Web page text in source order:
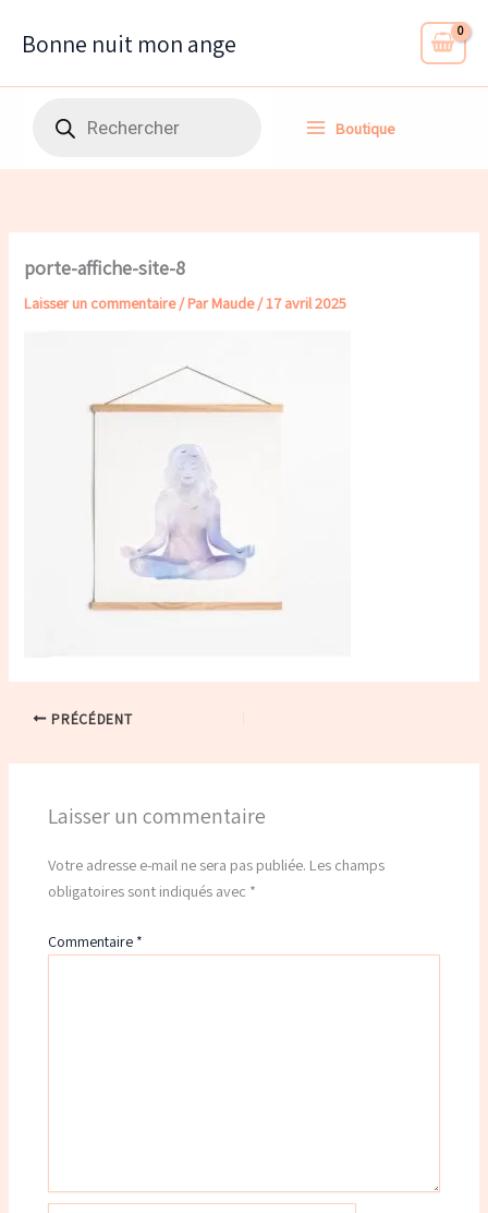
Bonne nuit mon ange
Boutique
porte-affiche-site-8
Laisser un commentaire/ Par Maude/17 avril 2025
PRÉCÉDENT
Laisser un commentaire
Votre adresse e-mail ne sera pas publiée. Les champs
obligatoires sont indiqués avec *
Commentaire *